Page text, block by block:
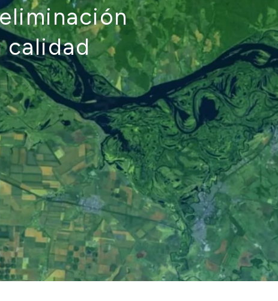
calidad